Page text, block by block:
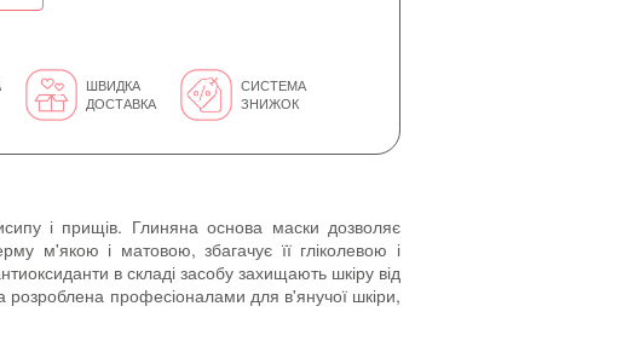
ШВИДКА
ДОСТАВКА
СИСТЕМА
ЗНИЖОК
і прищів. Глиняна основа маски дозволяє
м'якою і матовою, збагачує її гліколевою і
в складі засобу захищають шкіру від
розроблена професіоналами для в'янучої шкіри,